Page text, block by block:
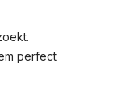
perfect